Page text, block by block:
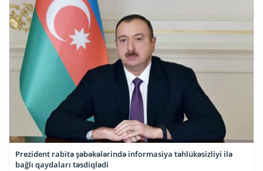
Prezident rabitə şəbəkələrində informasiya təhlükəsizliyi ilə
bağlı qaydaları təsdiqlədi